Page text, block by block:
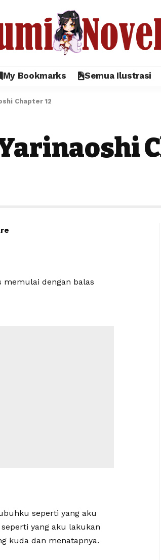
My Bookmarks Semua Ilustrasi
Chapter 12
memulai dengan balas
seperti yang aku
yang aku lakukan
kuda dan menatapnya.